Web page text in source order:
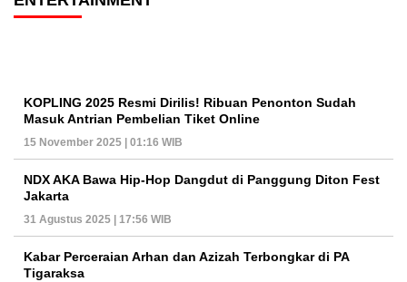
KOPLING 2025 Resmi Dirilis! Ribuan Penonton Sudah
Masuk Antrian Pembelian Tiket Online
15 November 2025 | 01:16 WIB
NDX AKA Bawa Hip-Hop Dangdut di Panggung Diton Fest
Jakarta
31 Agustus 2025 | 17:56 WIB
Kabar Perceraian Arhan dan Azizah Terbongkar di PA
Tigaraksa